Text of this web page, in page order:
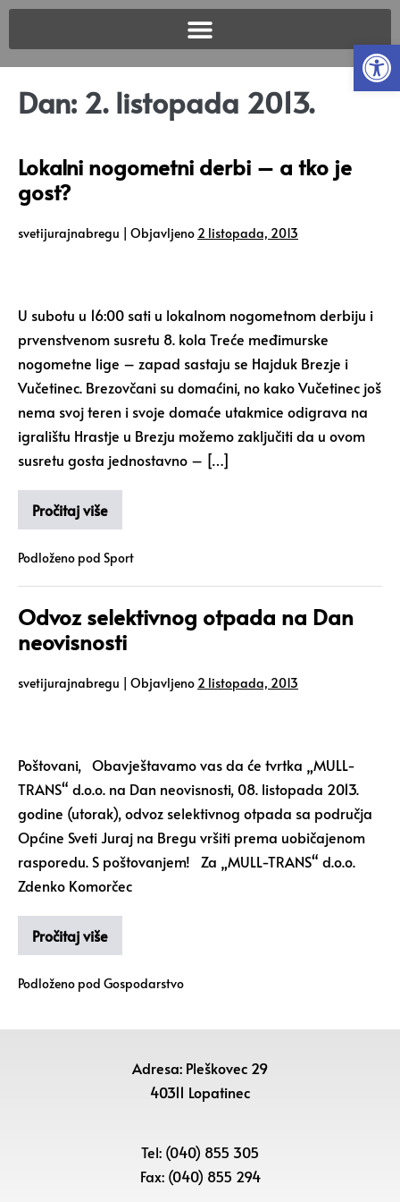
Dan: 2. listopada 2013.
Lokalni nogometni derbi – a tko je
gost?
svetijurajnabregu | Objavljeno 2 listopada, 2013
U subotu u 16:00 sati u lokalnom nogometnom derbiju i
prvenstvenom susretu 8. kola Treće međimurske
nogometne lige – zapad sastaju se Hajduk Brezje i
Vučetinec. Brezovčani su domaćini, no kako Vučetinec još
nema svoj teren i svoje domaće utakmice odigrava na
igralištu Hrastje u Brezju možemo zaključiti da u ovom
susretu gosta jednostavno – […]
Pročitaj više
Podloženo pod Sport
Odvoz selektivnog otpada na Dan
neovisnosti
svetijurajnabregu | Objavljeno 2 listopada, 2013
Poštovani, Obavještavamo vas da će tvrtka „MULL-
TRANS“ d.o.o. na Dan neovisnosti, 08. listopada 2013.
godine (utorak), odvoz selektivnog otpada sa područja
Općine Sveti Juraj na Bregu vršiti prema uobičajenom
rasporedu. S poštovanjem! Za „MULL-TRANS“ d.o.o.
Zdenko Komorčec
Pročitaj više
Podloženo pod Gospodarstvo
Adresa: Pleškovec 29
40311 Lopatinec
Tel: (040) 855 305
Fax: (040) 855 294